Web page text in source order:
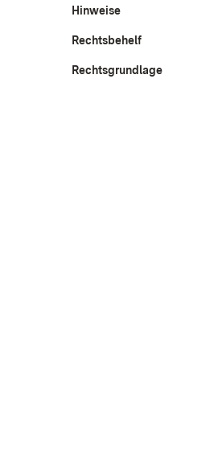
Hinweise
Rechtsbehelf
Rechtsgrundlage